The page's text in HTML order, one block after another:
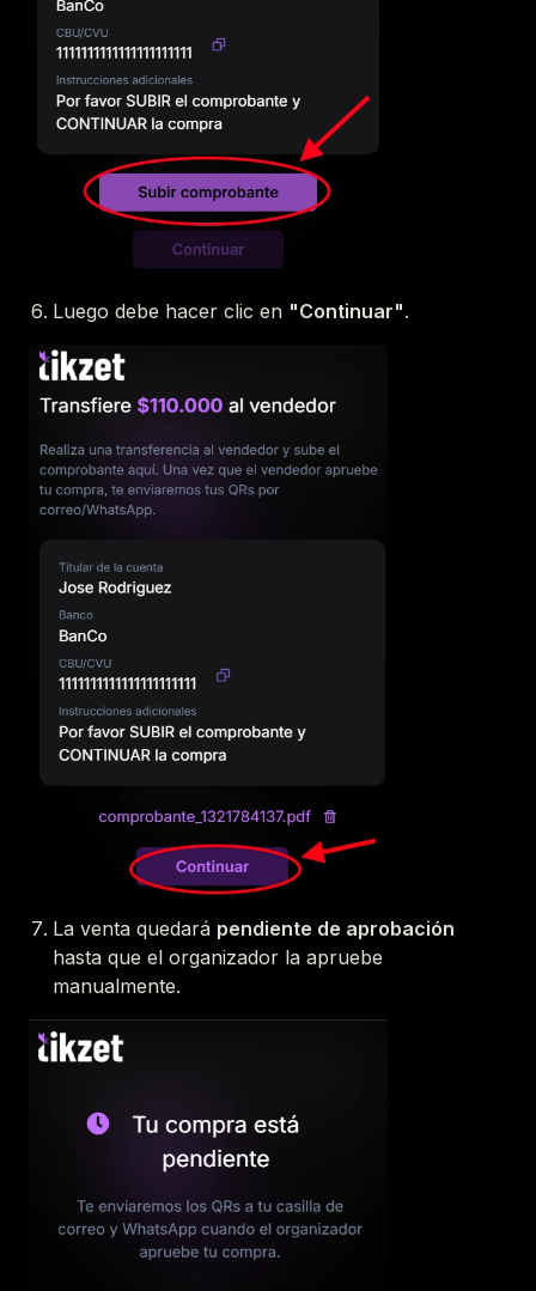
Luego debe hacer clic en "Continuar".
La venta quedará pendiente de aprobación
hasta que el organizador la apruebe
manualmente.